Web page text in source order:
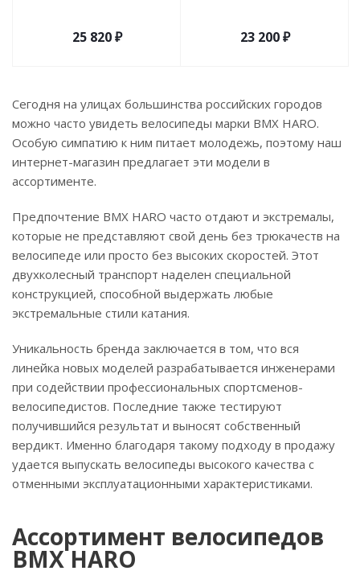
25 820₽ 23 200₽
Сегодня на улицах большинства российских городов
можно часто увидеть велосипеды марки BMX HARO.
Особую симпатию к ним питает молодежь, поэтому наш
интернет-магазин предлагает эти модели в
ассортименте.
Предпочтение BMX HARO часто отдают и экстремалы,
которые не представляют свой день без трюкачеств на
велосипеде или просто без высоких скоростей. Этот
двухколесный транспорт наделен специальной
конструкцией, способной выдержать любые
экстремальные стили катания.
Уникальность бренда заключается в том, что вся
линейка новых моделей разрабатывается инженерами
при содействии профессиональных спортсменов-
велосипедистов. Последние также тестируют
получившийся результат и выносят собственный
вердикт. Именно благодаря такому подходу в продажу
удается выпускать велосипеды высокого качества с
отменными эксплуатационными характеристиками.
Ассортимент велосипедов
BMX HARO